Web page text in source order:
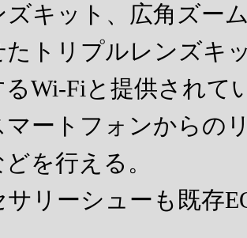
ズキット、広角ズー
たトリプルレンズキ
Wi-Fiと提供されて
マートフォンからの
を行える。
サリーシューも既存